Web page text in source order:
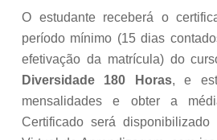
O estudante receberá o
período mínimo (15 dias
efetivação da matrícula) do
Diversidade 180 Horas, e
mensalidades e obter a
Certificado será